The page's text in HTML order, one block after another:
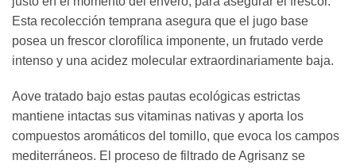
Esta recolección temprana asegura que el jugo base
posea un frescor clorofílica imponente, un frutado verde
intenso y una acidez molecular extraordinariamente baja.
Aove tratado bajo estas pautas ecológicas estrictas
mantiene intactas sus vitaminas nativas y aporta los
compuestos aromáticos del tomillo, que evoca los campos
mediterráneos. El proceso de filtrado de Agrisanz se